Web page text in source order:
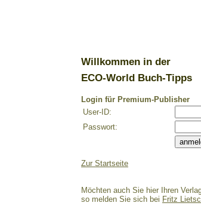
Willkommen in der
ECO-World Buch-Tipps
Login für Premium-Publisher
User-ID:
Passwort:
Zur Startseite
Möchten auch Sie hier Ihren
so melden Sie sich bei Fritz